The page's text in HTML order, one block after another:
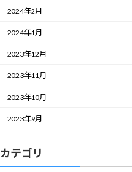
2024年2月
2024年1月
2023年12月
2023年11月
2023年10月
2023年9月
カテゴリ